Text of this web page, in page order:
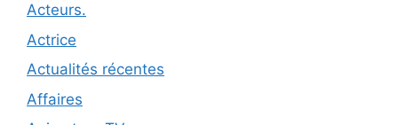
Acteurs.
Actrice
Actualités récentes
Affaires